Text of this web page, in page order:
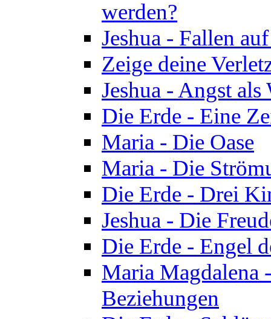
werden?
Jeshua - Fallen
Zeige deine
Jeshua - Angst als
Die Erde - Eine
Maria - Die Oase
Maria - Die
Die Erde - Drei
Jeshua - Die
Die Erde - Engel
Maria Magdalena
Beziehungen